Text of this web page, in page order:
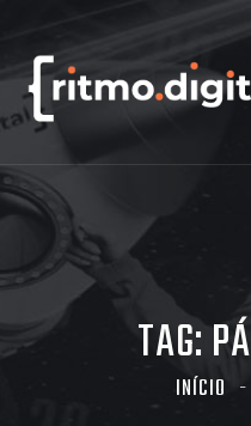
TAG:
INÍCIO